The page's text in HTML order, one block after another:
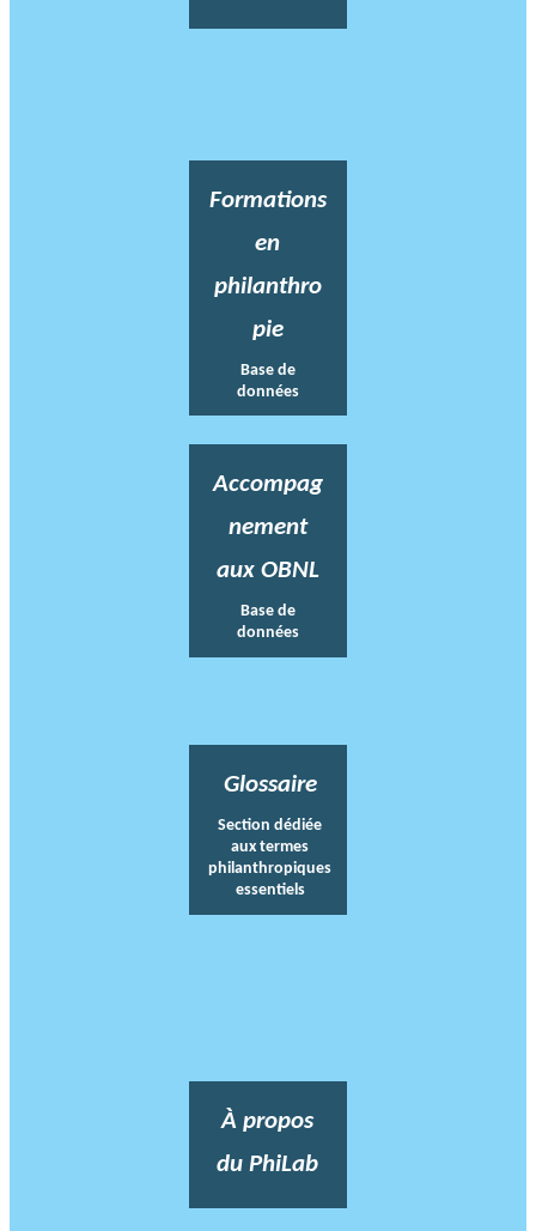
Formations
en
philanthro
pie
Base de
données
Accompag
nement
aux OBNL
Base de
données
Glossaire
Section dédiée
aux termes
philanthropiques
essentiels
À propos
du PhiLab